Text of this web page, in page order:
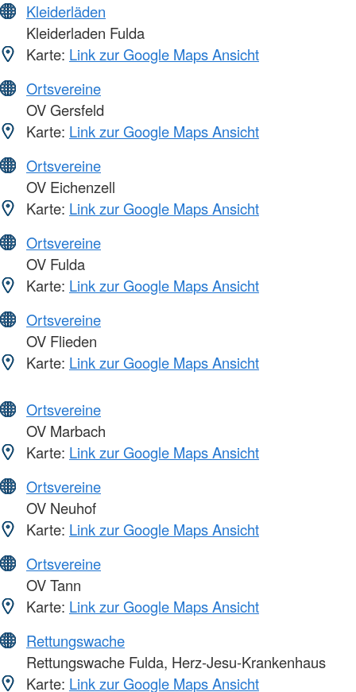
Kleiderläden
Kleiderladen Fulda
Karte: Link zur Google Maps Ansicht
Ortsvereine
OV Gersfeld
Karte: Link zur Google Maps Ansicht
Ortsvereine
OV Eichenzell
Karte: Link zur Google Maps Ansicht
Ortsvereine
OV Fulda
Karte: Link zur Google Maps Ansicht
Ortsvereine
OV Flieden
Karte: Link zur Google Maps Ansicht
Ortsvereine
OV Marbach
Karte: Link zur Google Maps Ansicht
Ortsvereine
OV Neuhof
Karte: Link zur Google Maps Ansicht
Ortsvereine
OV Tann
Karte: Link zur Google Maps Ansicht
Rettungswache
Rettungswache Fulda, Herz-Jesu-Krankenhaus
Karte: Link zur Google Maps Ansicht